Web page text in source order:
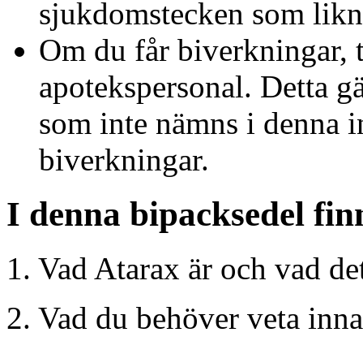
sjukdomstecken som
Om du får biverkningar,
apotekspersonal. Detta
som inte nämns i denna
biverkningar.
I denna bipacksedel
1. Vad Atarax är och vad
2. Vad du behöver veta